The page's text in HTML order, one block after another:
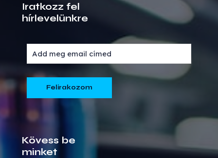
Iratkozz fel
hírlevelünkre
Kövess be
minket